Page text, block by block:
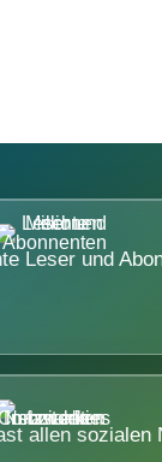
Leser und
allen sozialen